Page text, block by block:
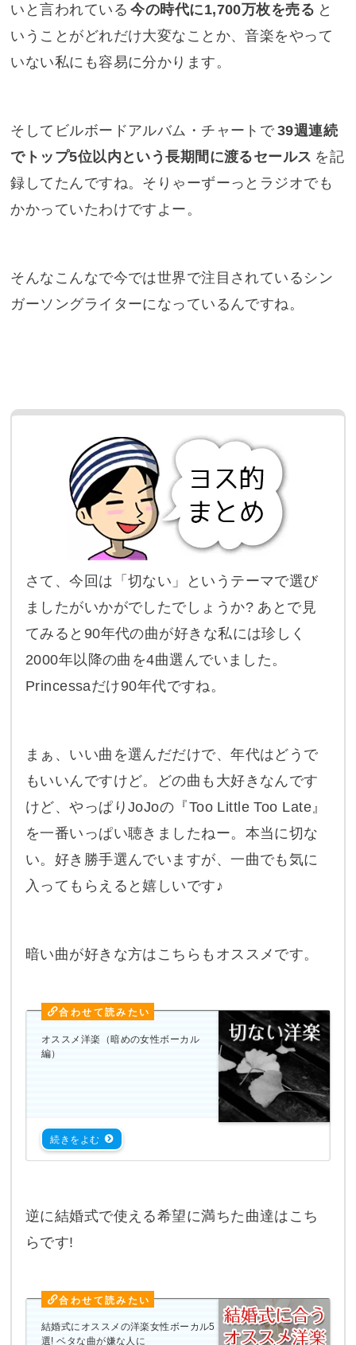
いと言われている 今の時代に1,700万枚を売る と
いうことがどれだけ大変なことか、音楽をやって
いない私にも容易に分かります。
そしてビルボードアルバム・チャートで39週連続
でトップ5位以内という長期間に渡るセールス を記
録してたんですね。そりゃーずーっとラジオでも
かかっていたわけですよー。
そんなこんなで今では世界で注目されているシン
ガーソングライターになっているんですね。
さて、今回は「切ない」というテーマで選び
ましたがいかがでしたでしょうか? あとで見
てみると90年代の曲が好きな私には珍しく
2000年以降の曲を4曲選んでいました。
Princessaだけ90年代ですね。
まぁ、いい曲を選んだだけで、年代はどうで
もいいんですけど。どの曲も大好きなんです
けど、やっぱりJoJoの『Too Little Too Late』
を一番いっぱい聴きましたねー。本当に切な
い。好き勝手選んでいますが、一曲でも気に
入ってもらえると嬉しいです♪
暗い曲が好きな方はこちらもオススメです。
オススメ洋楽（暗めの女性ボーカル
編）
逆に結婚式で使える希望に満ちた曲達はこち
らです!
結婚式にオススメの洋楽女性ボーカル5
選! ベタな曲が嫌な人に